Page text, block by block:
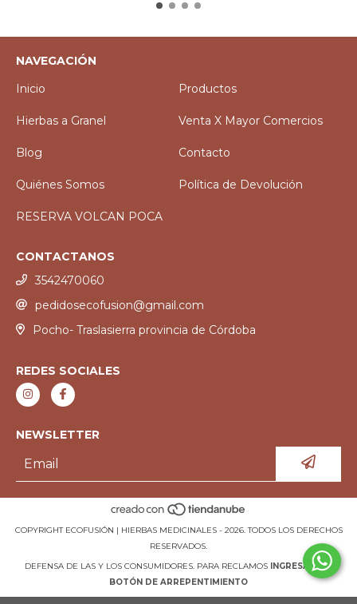
NAVEGACIÓN
Inicio
Productos
Hierbas a Granel Venta X Mayor Comercios
Blog Contacto
Quiénes Somos Política de Devolución
RESERVA VOLCAN POCA
CONTACTANOS
3542470060
pedidosecofusion@gmail.com
Pocho- Traslasierra provincia de Córdoba
REDES SOCIALES
NEWSLETTER
COPYRIGHT ECOFUSIÓN | HIERBAS MEDICINALES - 2026. TODOS LOS DERECHOS
RESERVADOS.
DEFENSA DE LAS Y LOS CONSUMIDORES. PARA RECLAMOS INGRESÁ ACÁ.
BOTÓN DE ARREPENTIMIENTO